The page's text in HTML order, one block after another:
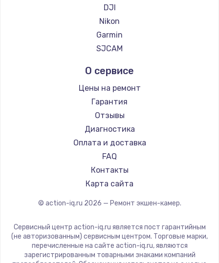
Заказать
Замена регулятора режимов конфорки
Замена сенсорного датчика
1300 руб.
Заказать
Замена сигнальной лампы
1200 руб.
Заказать
1500 руб.
Заказать
Замена температурного датчика
2500 руб.
DJI
Nikon
Garmin
SJCAM
О сервисе
Цены на ремонт
Гарантия
Отзывы
Диагностика
Оплата и доставка
FAQ
Контакты
Карта сайта
© action-iq.ru 2026 — Ремонт экшен-камер.
Сервисный центр action-iq.ru является пост гарантийным
(не авторизованным) сервисным центром. Торговые марки,
перечисленные на сайте action-iq.ru, являются
зарегистрированным товарными знаками компаний